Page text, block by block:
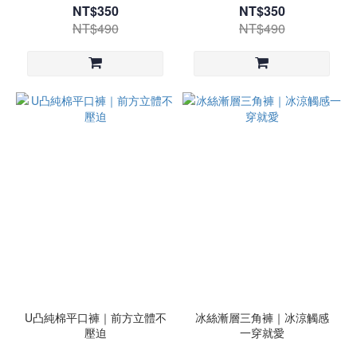
NT$350
NT$490
NT$350
NT$490
U凸純棉平口褲｜前方立體不
壓迫
冰絲漸層三角褲｜冰涼觸感
一穿就愛